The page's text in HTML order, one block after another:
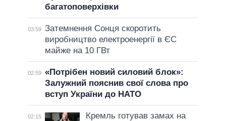
багатоповерхівки
03:59 Затемнення Сонця скоротить
виробництво електроенергії в ЄС
майже на 10 ГВт
02:59 «Потрібен новий силовий блок»:
Залужний пояснив свої слова про
вступ України до НАТО
02:15
Кремль готував замах на